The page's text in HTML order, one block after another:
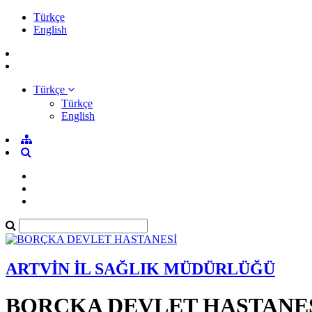
Türkçe
English
Türkçe
Türkçe
English
ARTVİN İL SAĞLIK MÜDÜRLÜĞÜ
BORÇKA DEVLET